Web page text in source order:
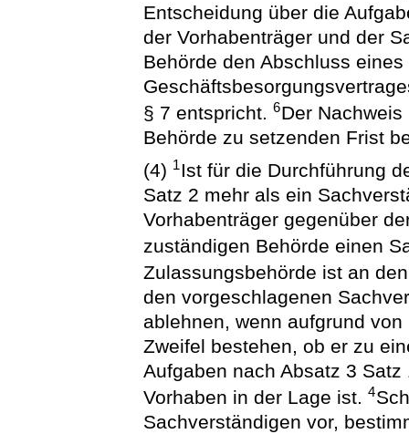
Entscheidung über die
der Vorhabenträger und der
Behörde den Abschluss
§ 7 entspricht.6Der
Behörde zu setzenden Frist
(4) 1 Ist für die Durchführung
Satz 2 mehr als ein
Vorhabenträger gegenüber
zuständigen Behörde einen
Zulassungsbehörde ist an
den vorgeschlagenen
ablehnen, wenn aufgrund
Zweifel bestehen, ob er zu
Aufgaben nach Absatz 3
Vorhaben in der Lage ist.4
Sachverständigen vor,